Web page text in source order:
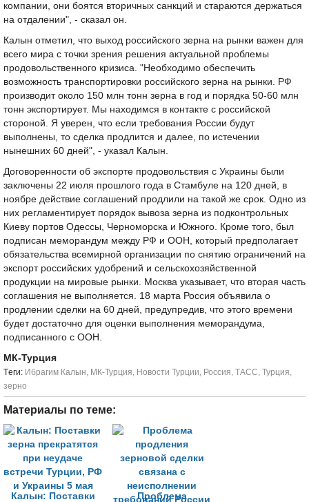
компании, они боятся вторичных санкций и стараются держаться
на отдалении", - сказал он.
Калын отметил, что выход российского зерна на рынки важен для
всего мира с точки зрения решения актуальной проблемы
продовольственного кризиса. "Необходимо обеспечить
возможность транспортировки российского зерна на рынки. РФ
производит около 150 млн тонн зерна в год и порядка 50-60 млн
тонн экспортирует. Мы находимся в контакте с российской
стороной. Я уверен, что если требования России будут
выполнены, то сделка продлится и далее, по истечении
нынешних 60 дней", - указал Калын.
Договоренности об экспорте продовольствия с Украины были
заключены 22 июля прошлого года в Стамбуле на 120 дней, в
ноябре действие соглашений продлили на такой же срок. Одно из
них регламентирует порядок вывоза зерна из подконтрольных
Киеву портов Одессы, Черноморска и Южного. Кроме того, был
подписан меморандум между РФ и ООН, который предполагает
обязательства всемирной организации по снятию ограничений на
экспорт российских удобрений и сельскохозяйственной
продукции на мировые рынки. Москва указывает, что вторая часть
соглашения не выполняется. 18 марта Россия объявила о
продлении сделки на 60 дней, предупредив, что этого времени
будет достаточно для оценки выполнения меморандума,
подписанного с ООН.
МК-Турция
Tеги: Ибрагим Калын, МК-Турция, Новости Турции, Россия, ТАСС, Турция,
зерно
Материалы по теме:
Калын: Поставки
Проблема